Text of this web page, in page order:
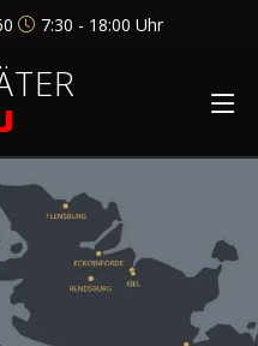
7:30 - 18:00 Uhr